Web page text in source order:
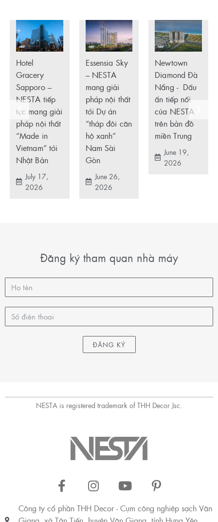
Hotel
Gracery
Sapporo –
NESTA tiếp
tục mang giải
pháp nội thất
“Made in
Vietnam” tới
Nhật Bản
July 17,
2026
Essensia Sky
– NESTA
mang giải
pháp nội thất
tới Dự án
“tháp đôi căn
hộ xanh”
Nam Sài
Gòn
June 26,
2026
Newtown
Diamond Đà
Nẵng - Dấu
ấn tiếp nối
của NESTA
trên bản đồ
miền Trung
June 19,
2026
Đăng ký tham quan nhà máy
ĐĂNG KÝ
NESTA is registered trademark of THH Decor Jsc.
Công ty cổ phần THH Decor - Cụm công nghiệp sạch Văn